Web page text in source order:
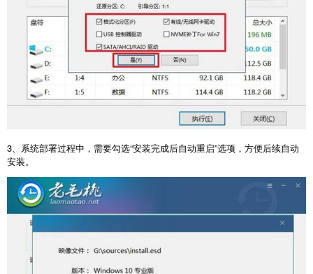
3 、系统部署过程中，需要勾选“安装完成后自动重启”选项，方便后续自动
安装。